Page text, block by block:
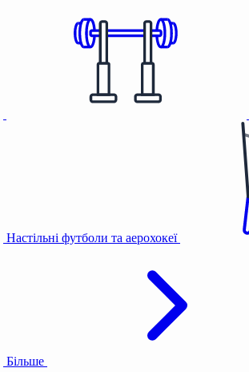
Настільні футболи та аерохокеї
Більше